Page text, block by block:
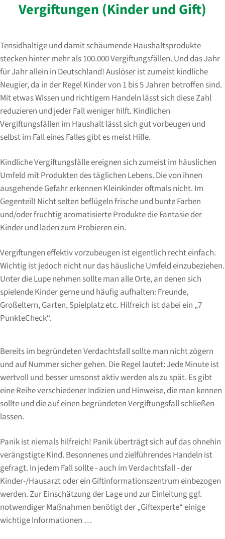
Vergiftungen (Kinder und Gift)
Tensidhaltige und damit schäumende Haushaltsprodukte
stecken hinter mehr als 100.000 Vergiftungsfällen. Und das Jahr
für Jahr allein in Deutschland! Auslöser ist zumeist kindliche
Neugier, da in der Regel Kinder von 1 bis 5 Jahren betroffen sind.
Mit etwas Wissen und richtigem Handeln lässt sich diese Zahl
reduzieren und jeder Fall weniger hilft. Kindlichen
Vergiftungsfällen im Haushalt lässt sich gut vorbeugen und
selbst im Fall eines Falles gibt es meist Hilfe.
Kindliche Vergiftungsfälle ereignen sich zumeist im häuslichen
Umfeld mit Produkten des täglichen Lebens. Die von ihnen
ausgehende Gefahr erkennen Kleinkinder oftmals nicht. Im
Gegenteil! Nicht selten beflügeln frische und bunte Farben
und/oder fruchtig aromatisierte Produkte die Fantasie der
Kinder und laden zum Probieren ein.
Vergiftungen effektiv vorzubeugen ist eigentlich recht einfach.
Wichtig ist jedoch nicht nur das häusliche Umfeld einzubeziehen.
Unter die Lupe nehmen sollte man alle Orte, an denen sich
spielende Kinder gerne und häufig aufhalten: Freunde,
Großeltern, Garten, Spielplatz etc. Hilfreich ist dabei ein „7
PunkteCheck“.
Bereits im begründeten Verdachtsfall sollte man nicht zögern
und auf Nummer sicher gehen. Die Regel lautet: Jede Minute ist
wertvoll und besser umsonst aktiv werden als zu spät. Es gibt
eine Reihe verschiedener Indizien und Hinweise, die man kennen
sollte und die auf einen begründeten Vergiftungsfall schließen
lassen.
Panik ist niemals hilfreich! Panik überträgt sich auf das ohnehin
verängstigte Kind. Besonnenes und zielführendes Handeln ist
gefragt. In jedem Fall sollte - auch im Verdachtsfall - der
Kinder-/Hausarzt oder ein Giftinformationszentrum einbezogen
werden. Zur Einschätzung der Lage und zur Einleitung ggf.
notwendiger Maßnahmen benötigt der „Giftexperte“ einige
wichtige Informationen …